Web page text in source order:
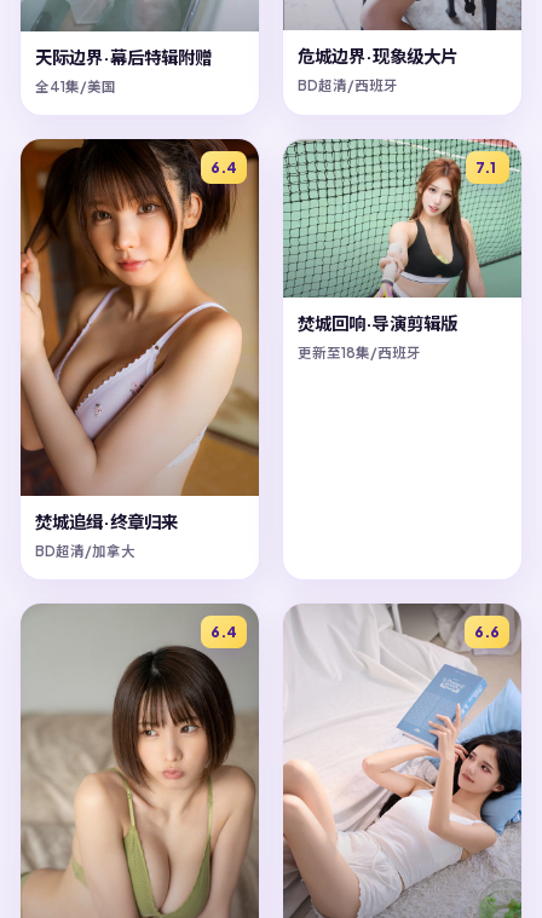
天际边界·幕后特辑附赠
全41集/美国
危城边界·现象级大片
BD超清/西班牙
6.4
焚城追缉·终章归来
BD超清/加拿大
7.1
焚城回响·导演剪辑版
更新至18集/西班牙
6.4 6.6